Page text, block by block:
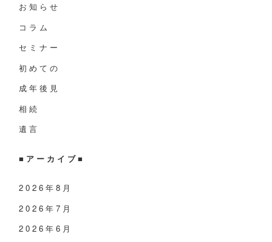
お知らせ
コラム
セミナー
初めての
成年後見
相続
遺言
■アーカイブ■
2026年8月
2026年7月
2026年6月